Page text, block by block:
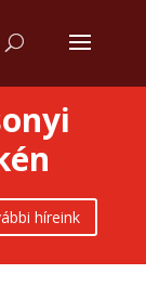
híreink